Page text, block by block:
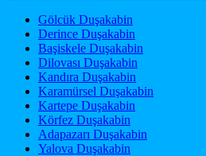
Gölcük Duşakabin
Derince Duşakabin
Başiskele Duşakabin
Dilovası Duşakabin
Kandıra Duşakabin
Karamürsel Duşakabin
Kartepe Duşakabin
Körfez Duşakabin
Adapazarı Duşakabin
Yalova Duşakabin